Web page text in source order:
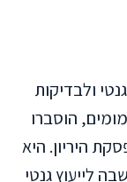
ולבדיקות
הוסברו
היריון. היא
לייעוץ גנטי